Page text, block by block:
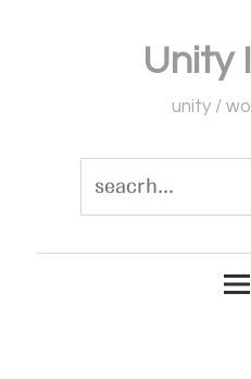
Unity
unity /